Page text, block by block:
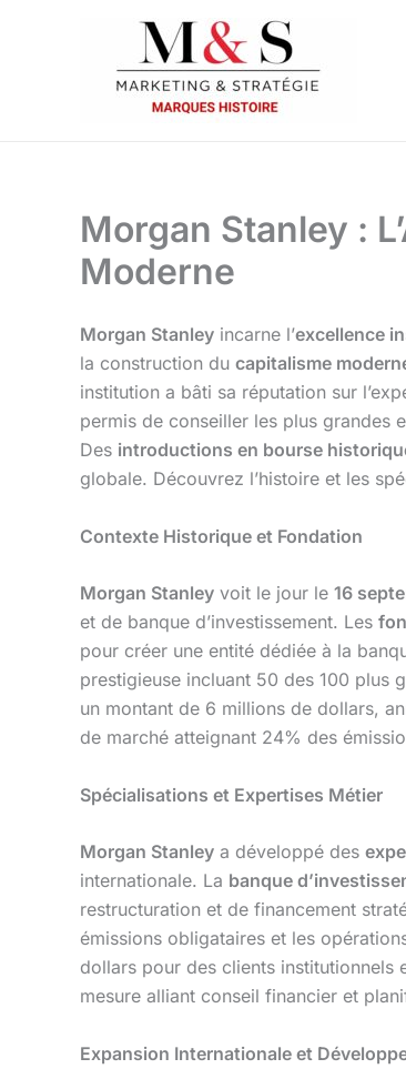
Morgan Stanley :
Moderne
Morgan Stanley incarne l’excellence
la construction du capitalisme
institution a bâti sa réputation sur
permis de conseiller les plus grandes
Des introductions en bourse
globale. Découvrez l’histoire et les
Contexte Historique et Fondation
Morgan Stanley voit le jour le 16
et de banque d’investissement. Les
pour créer une entité dédiée à la
prestigieuse incluant 50 des 100 plus
un montant de 6 millions de dollars,
de marché atteignant 24% des
Spécialisations et Expertises Métier
Morgan Stanley a développé des
internationale. La banque
restructuration et de financement
émissions obligataires et les
dollars pour des clients institutionnels
mesure alliant conseil financier et
Expansion Internationale et